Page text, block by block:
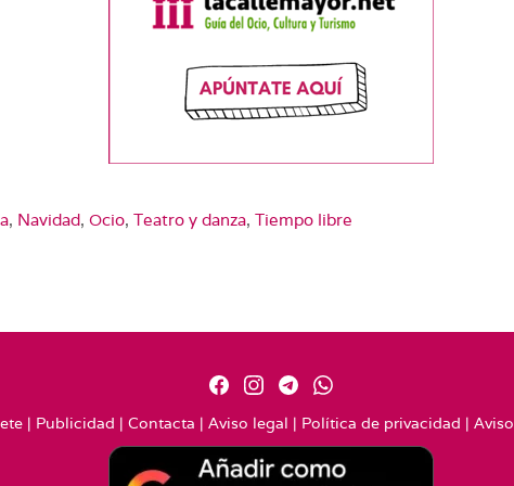
, Navidad,Ocio,Teatro y danza,Tiempo libre
| Publicidad | Contacta | Aviso legal | Política de privacidad |